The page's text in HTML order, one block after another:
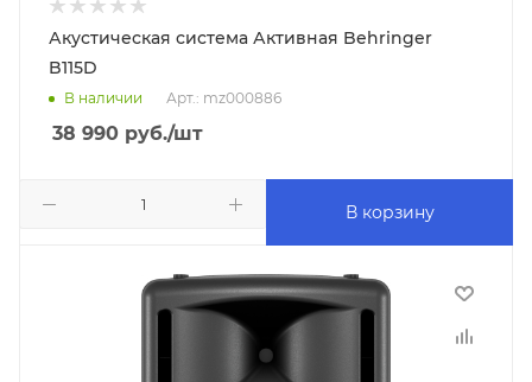
Акустическая система Активная Behringer
B115D
В наличии Арт.: mz000886
38 990 руб./шт
В корзину